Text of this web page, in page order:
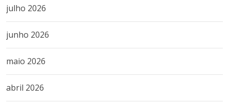
julho 2026
junho 2026
maio 2026
abril 2026